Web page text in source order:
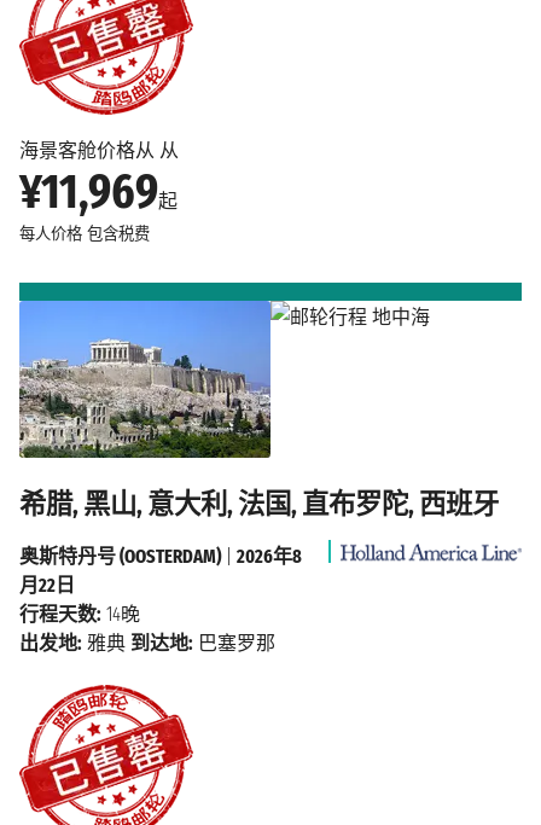
海景客舱价格从 从
¥11,969起
每人价格 包含税费
希腊, 黑山, 意大利, 法国, 直布罗陀, 西班牙
奥斯特丹号 (OOSTERDAM)| 2026年8
月22日
行程天数: 14晚
出发地: 雅典 到达地: 巴塞罗那